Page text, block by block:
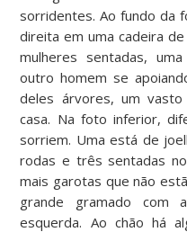
sorridentes. Ao fundo da
direita em uma cadeira
mulheres sentadas,
outro homem se
deles árvores, um
casa. Na foto inferior,
sorriem. Uma está de
rodas e três sentadas
mais garotas que não
grande gramado com
esquerda. Ao chão há